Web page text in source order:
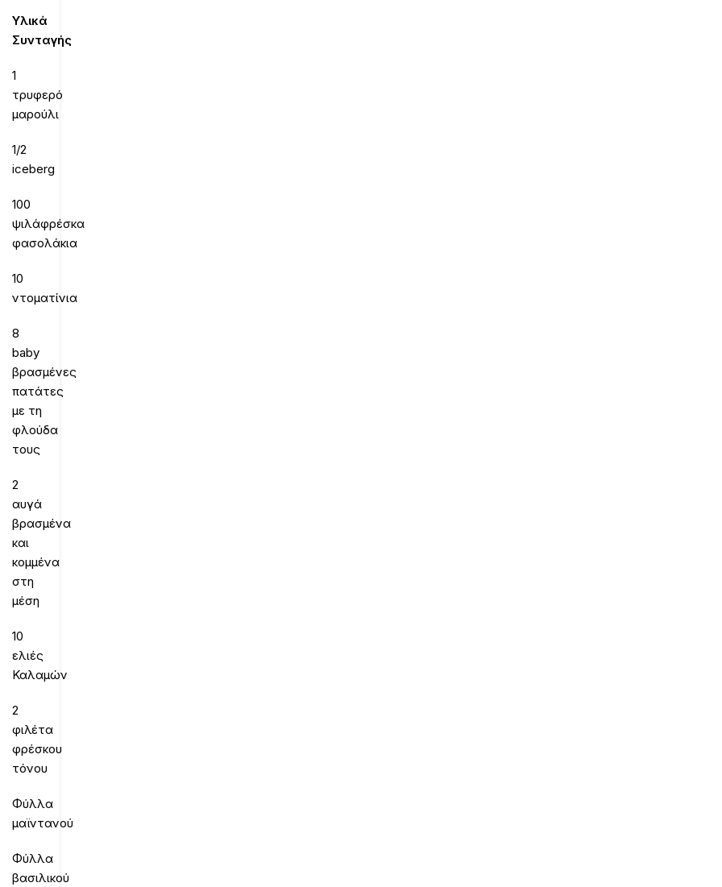
Υλικά
Συνταγής
1
τρυφερό
μαρούλι
1/2
iceberg
100
ψιλάφρέσκα
φασολάκια
10
ντοματίνια
8
baby
βρασμένες
πατάτες
με τη
φλούδα
τους
2
αυγά
βρασμένα
και
κομμένα
στη
μέση
10
ελιές
Καλαμών
2
φιλέτα
φρέσκου
τόνου
Φύλλα
μαϊντανού
Φύλλα
βασιλικού